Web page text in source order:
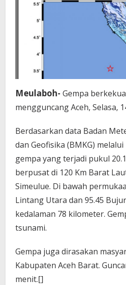
Meulaboh- Gempa
mengguncang Aceh, Selasa,
Berdasarkan data Badan
dan Geofisika (BMKG)
gempa yang terjadi pukul
berpusat di 120 Km Barat
Simeulue. Di bawah
Lintang Utara dan 95.45
kedalaman 78 kilometer.
tsunami.
Gempa juga dirasakan
Kabupaten Aceh Barat.
menit.[]